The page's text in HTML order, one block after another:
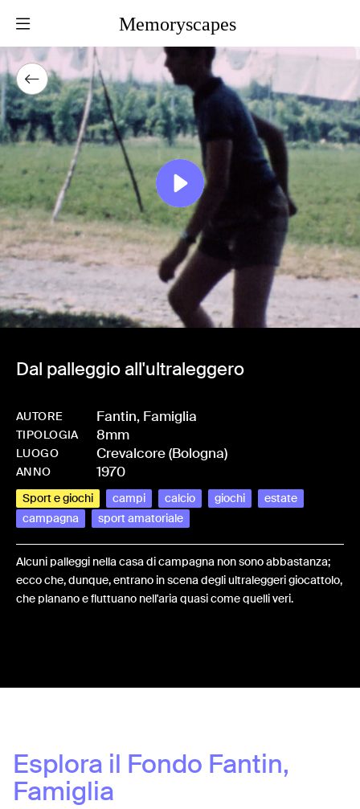
Memoryscapes
Dal palleggio all'ultraleggero
AUTORE Fantin, Famiglia
TIPOLOGIA 8mm
LUOGO Crevalcore (Bologna)
ANNO 1970
Sport e giochi campi calcio giochi
estate
campagna
sport amatoriale
Alcuni palleggi nella casa di campagna non sono abbastanza;
ecco che, dunque, entrano in scena degli ultraleggeri giocattolo,
che planano e fluttuano nell'aria quasi come quelli veri.
Esplora il Fondo Fantin,
Famiglia